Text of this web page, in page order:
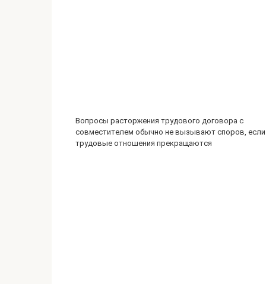
Вопросы расторжения трудового договора с
совместителем обычно не вызывают споров, если
трудовые отношения прекращаются